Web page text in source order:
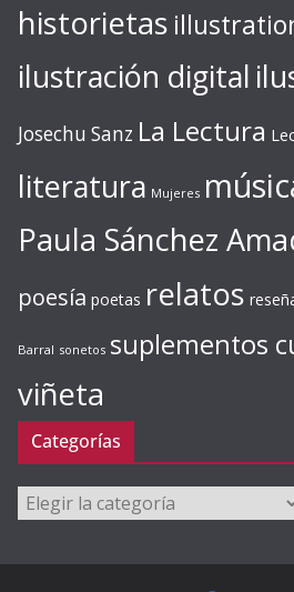
historietas
ilustración digital
Josechu Sanz La Lectura
literatura Mujeres
Paula Sánchez
poesía poetas relatos
Barral sonetos suplementos
viñeta
Categorías
Categorías